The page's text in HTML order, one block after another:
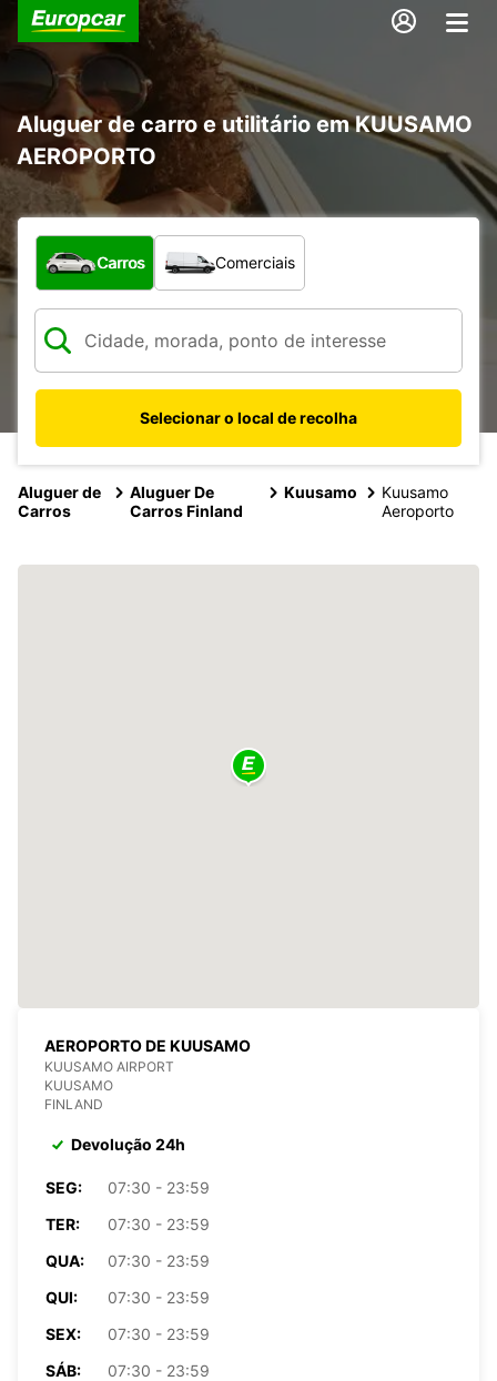
Aluguer de carro e utilitário em KUUSAMO
AEROPORTO
Que tipo de veículo pretende?
Carros Comerciais
Selecionar o local de recolha
Aluguer de
Carros
Aluguer De
Carros Finland
Kuusamo
Kuusamo
Aeroporto
AEROPORTO DE KUUSAMO
KUUSAMO AIRPORT
KUUSAMO
FINLAND
Devolução 24h
SEG:
07:30 - 23:59
TER:
07:30 - 23:59
QUA:
07:30 - 23:59
QUI:
07:30 - 23:59
SEX:
07:30 - 23:59
SÁB:
07:30 - 23:59